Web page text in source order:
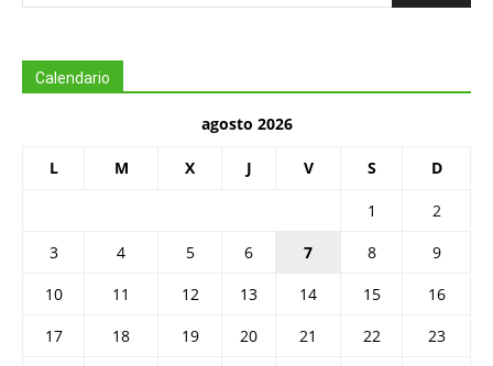
Calendario
agosto 2026
L M X J V S D
1
2
3
4 5 6 7 8
9
10
11 12 13 14 15
16
17
18 19 20 21 22
23